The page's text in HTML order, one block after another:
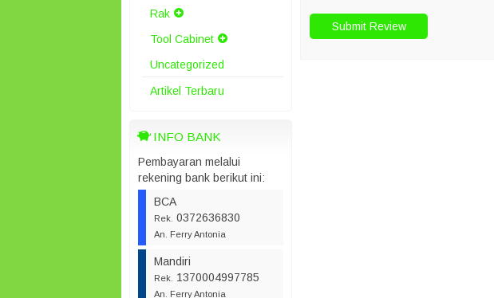
Rak
Tool Cabinet
Uncategorized
Artikel Terbaru
INFO BANK
Pembayaran melalui
rekening bank berikut ini:
BCA
Rek. 0372636830
An. Ferry Antonia
Mandiri
Rek. 1370004997785
An. Ferry Antonia